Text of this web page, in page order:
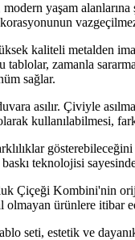
yaşam
kaliteli metalden
zamanla
sağlar.
asılır. Çiviyle
kullanılabilmesi,
teknolojisi
Çiçeği Kombini'nin
olmayan ürünlere itibar
estetik ve